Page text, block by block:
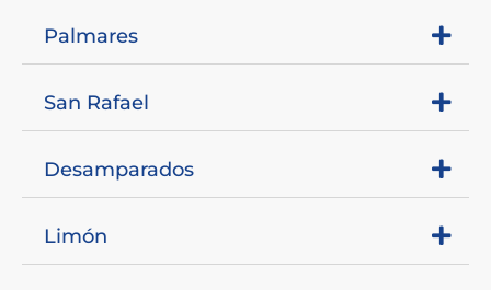
Palmares
San Rafael
Desamparados
Limón